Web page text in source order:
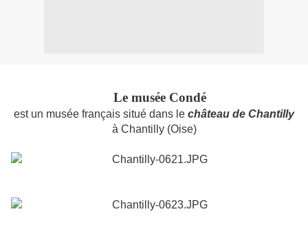
Le musée Condé
est un musée français situé dans le château de Chantilly
à Chantilly (Oise)